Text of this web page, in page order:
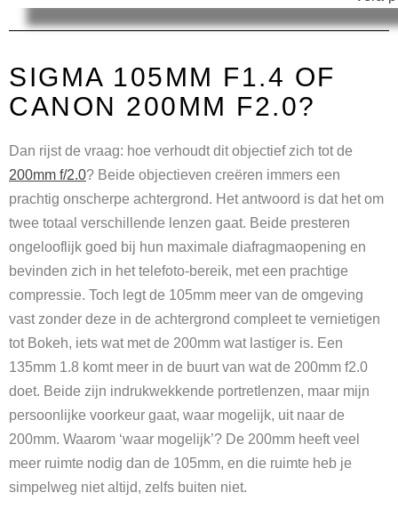
SIGMA 105MM F1.4 OF
CANON 200MM F2.0?
Dan rijst de vraag: hoe verhoudt dit objectief zich tot de
200mm f/2.0? Beide objectieven creëren immers een
prachtig onscherpe achtergrond. Het antwoord is dat het om
twee totaal verschillende lenzen gaat. Beide presteren
ongelooflijk goed bij hun maximale diafragmaopening en
bevinden zich in het telefoto-bereik, met een prachtige
compressie. Toch legt de 105mm meer van de omgeving
vast zonder deze in de achtergrond compleet te vernietigen
tot Bokeh, iets wat met de 200mm wat lastiger is. Een
135mm 1.8 komt meer in de buurt van wat de 200mm f2.0
doet. Beide zijn indrukwekkende portretlenzen, maar mijn
persoonlijke voorkeur gaat, waar mogelijk, uit naar de
200mm. Waarom ‘waar mogelijk’? De 200mm heeft veel
meer ruimte nodig dan de 105mm, en die ruimte heb je
simpelweg niet altijd, zelfs buiten niet.